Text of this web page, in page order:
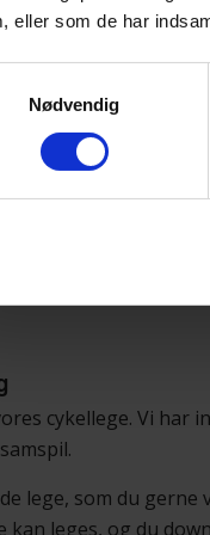
eller som de har
Nødvendig
At blive sikker
du prøvet,
cykellege. Vi
lege, som du
kan leges, og du